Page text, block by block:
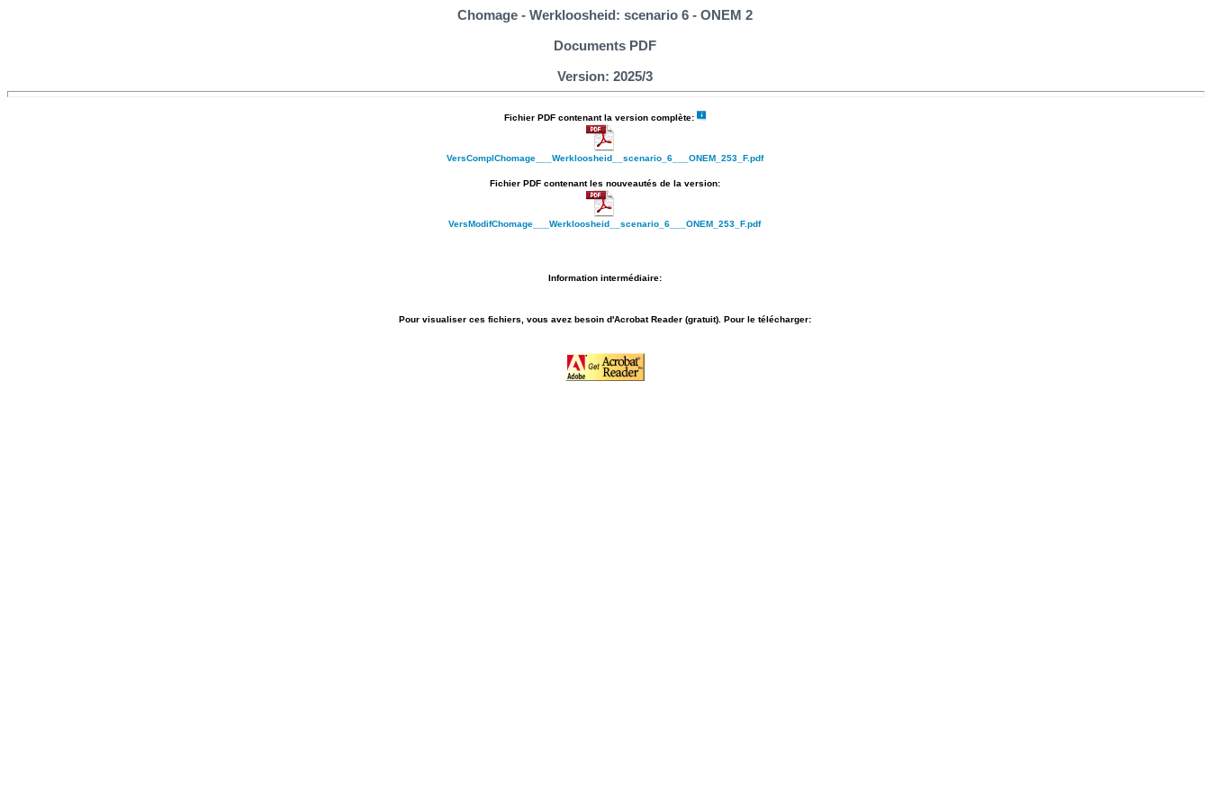
Chomage - Werkloosheid: scenario 6 - ONEM 2
Documents PDF
Version: 2025/3
Fichier PDF contenant la version complète:
VersComplChomage___Werkloosheid__scenario_6___ONEM_253_F.pdf
Fichier PDF contenant les nouveautés de la version:
VersModifChomage___Werkloosheid__scenario_6___ONEM_253_F.pdf
Information intermédiaire:
Pour visualiser ces fichiers, vous avez besoin d'Acrobat Reader (gratuit). Pour le télécharger: